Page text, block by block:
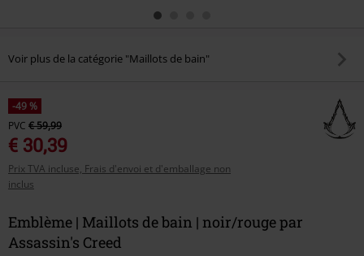
Voir plus de la catégorie "Maillots de bain"
-49 %
PVC € 59,99
€ 30,39
Prix TVA incluse, Frais d'envoi et d'emballage non
inclus
Emblème | Maillots de bain | noir/rouge par
Assassin's Creed